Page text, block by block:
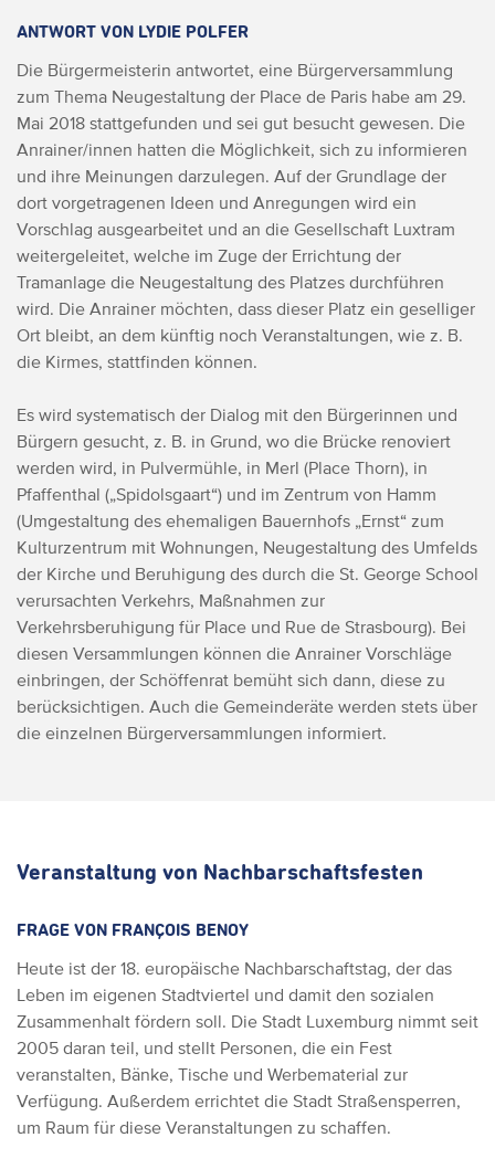
ANTWORT VON LYDIE POLFER
Die Bürgermeisterin antwortet, eine Bürgerversammlung
zum Thema Neugestaltung der Place de Paris habe am 29.
Mai 2018 stattgefunden und sei gut besucht gewesen. Die
Anrainer/innen hatten die Möglichkeit, sich zu informieren
und ihre Meinungen darzulegen. Auf der Grundlage der
dort vorgetragenen Ideen und Anregungen wird ein
Vorschlag ausgearbeitet und an die Gesellschaft Luxtram
weitergeleitet, welche im Zuge der Errichtung der
Tramanlage die Neugestaltung des Platzes durchführen
wird. Die Anrainer möchten, dass dieser Platz ein geselliger
Ort bleibt, an dem künftig noch Veranstaltungen, wie z. B.
die Kirmes, stattfinden können.
Es wird systematisch der Dialog mit den Bürgerinnen und
Bürgern gesucht, z. B. in Grund, wo die Brücke renoviert
werden wird, in Pulvermühle, in Merl (Place Thorn), in
Pfaffenthal („Spidolsgaart“) und im Zentrum von Hamm
(Umgestaltung des ehemaligen Bauernhofs „Ernst“ zum
Kulturzentrum mit Wohnungen, Neugestaltung des Umfelds
der Kirche und Beruhigung des durch die St. George School
verursachten Verkehrs, Maßnahmen zur
Verkehrsberuhigung für Place und Rue de Strasbourg). Bei
diesen Versammlungen können die Anrainer Vorschläge
einbringen, der Schöffenrat bemüht sich dann, diese zu
berücksichtigen. Auch die Gemeinderäte werden stets über
die einzelnen Bürgerversammlungen informiert.
Veranstaltung von Nachbarschaftsfesten
FRAGE VON FRANÇOIS BENOY
Heute ist der 18. europäische Nachbarschaftstag, der das
Leben im eigenen Stadtviertel und damit den sozialen
Zusammenhalt fördern soll. Die Stadt Luxemburg nimmt seit
2005 daran teil, und stellt Personen, die ein Fest
veranstalten, Bänke, Tische und Werbematerial zur
Verfügung. Außerdem errichtet die Stadt Straßensperren,
um Raum für diese Veranstaltungen zu schaffen.